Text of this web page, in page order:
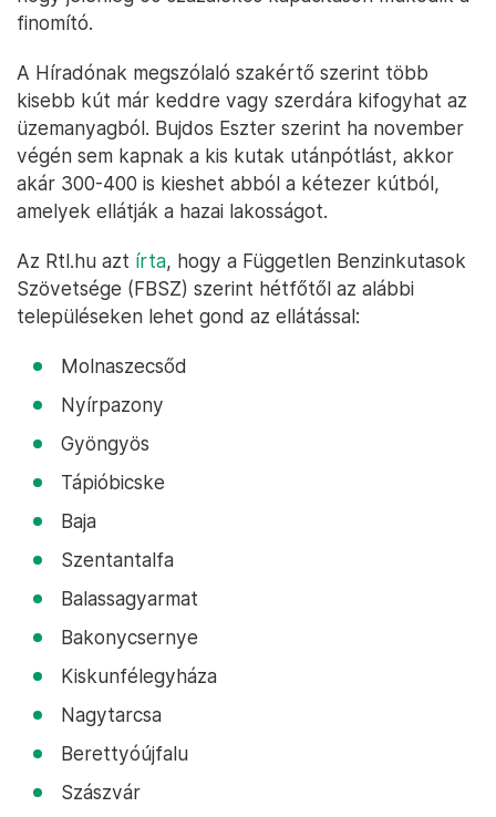
finomító.
A Híradónak megszólaló szakértő szerint több
kisebb kút már keddre vagy szerdára kifogyhat az
üzemanyagból. Bujdos Eszter szerint ha november
végén sem kapnak a kis kutak utánpótlást, akkor
akár 300-400 is kieshet abból a kétezer kútból,
amelyek ellátják a hazai lakosságot.
Az Rtl.hu azt írta, hogy a Független Benzinkutasok
Szövetsége (FBSZ) szerint hétfőtől az alábbi
településeken lehet gond az ellátással:
Molnaszecsőd
Nyírpazony
Gyöngyös
Tápióbicske
Baja
Szentantalfa
Balassagyarmat
Bakonycsernye
Kiskunfélegyháza
Nagytarcsa
Berettyóújfalu
Szászvár